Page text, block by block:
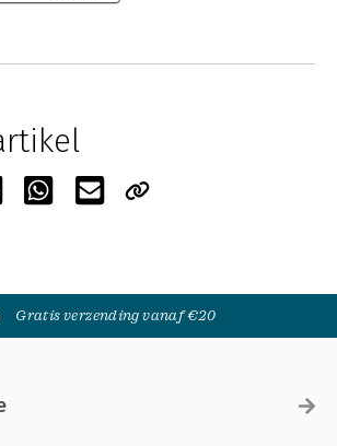
Gratis verzending vanaf €20